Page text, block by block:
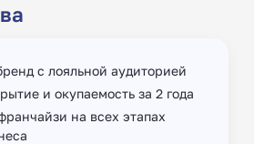
с лояльной аудиторией
и окупаемость за 2 года
на всех этапах